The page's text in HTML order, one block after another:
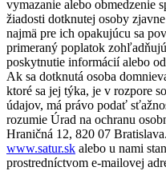
vymazanie alebo obmedzenie
žiadosti dotknutej osoby
najmä pre ich opakujúcu sa
primeraný poplatok
poskytnutie informácií alebo
Ak sa dotknutá osoba
ktoré sa jej týka, je v rozpore
údajov, má právo podať
rozumie Úrad na ochranu
Hraničná 12, 820 07
www.satur.sk alebo u nami
prostredníctvom e-mailovej